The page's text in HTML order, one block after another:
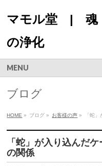
マモル堂 | 魂
の浄化
MENU
ブログ
HOME » ブログ » お客様の声 » 「蛇
「蛇」が入り込んだ
の関係